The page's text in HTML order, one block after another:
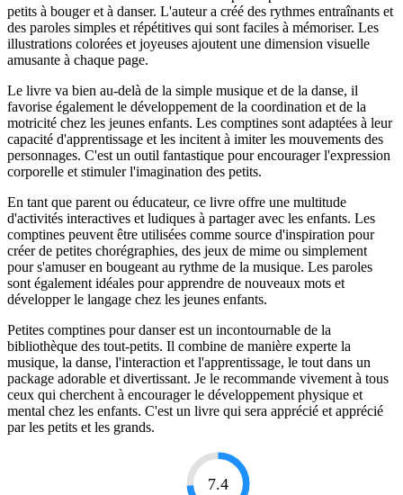
petits à bouger et à danser. L'auteur a créé des rythmes entraînants et
des paroles simples et répétitives qui sont faciles à mémoriser. Les
illustrations colorées et joyeuses ajoutent une dimension visuelle
amusante à chaque page.
Le livre va bien au-delà de la simple musique et de la danse, il
favorise également le développement de la coordination et de la
motricité chez les jeunes enfants. Les comptines sont adaptées à leur
capacité d'apprentissage et les incitent à imiter les mouvements des
personnages. C'est un outil fantastique pour encourager l'expression
corporelle et stimuler l'imagination des petits.
En tant que parent ou éducateur, ce livre offre une multitude
d'activités interactives et ludiques à partager avec les enfants. Les
comptines peuvent être utilisées comme source d'inspiration pour
créer de petites chorégraphies, des jeux de mime ou simplement
pour s'amuser en bougeant au rythme de la musique. Les paroles
sont également idéales pour apprendre de nouveaux mots et
développer le langage chez les jeunes enfants.
Petites comptines pour danser est un incontournable de la
bibliothèque des tout-petits. Il combine de manière experte la
musique, la danse, l'interaction et l'apprentissage, le tout dans un
package adorable et divertissant. Je le recommande vivement à tous
ceux qui cherchent à encourager le développement physique et
mental chez les enfants. C'est un livre qui sera apprécié et apprécié
par les petits et les grands.
7.4